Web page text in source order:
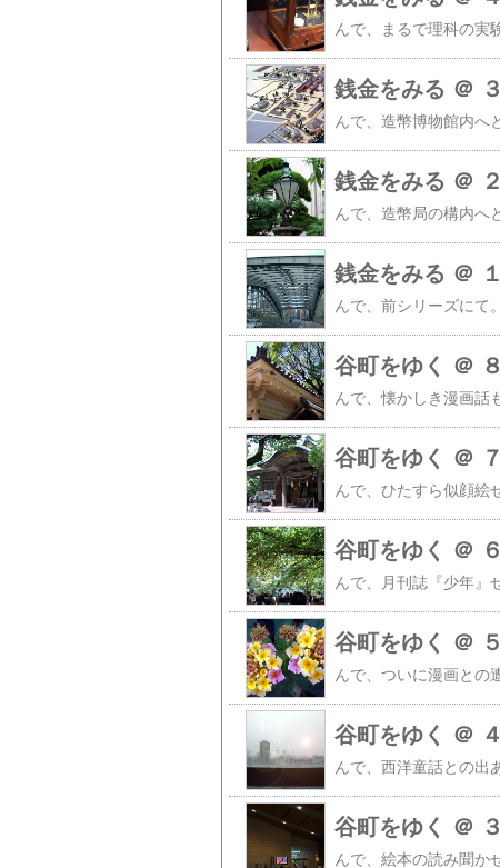
銭金をみる ＠ ３
銭金をみる ＠ ２
銭金をみる ＠ １
谷町をゆく ＠ ８
谷町をゆく ＠ ７
谷町をゆく ＠ ６
谷町をゆく ＠ ５
谷町をゆく ＠ ４
谷町をゆく ＠ ３